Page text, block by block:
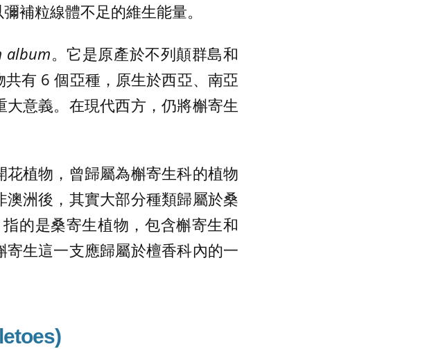
補粒線體不足的維生能量。
album。它是原產於不列顛群島和
有 6 個亞種，原生於西亞、南亞
意義。在現代西方，仍將槲寄生
植物，曾歸屬為槲寄生科的植物
洲後，其實大部分種類歸屬於桑
的是桑寄生植物，包含槲寄生和
生這一支應歸屬於檀香科內的一